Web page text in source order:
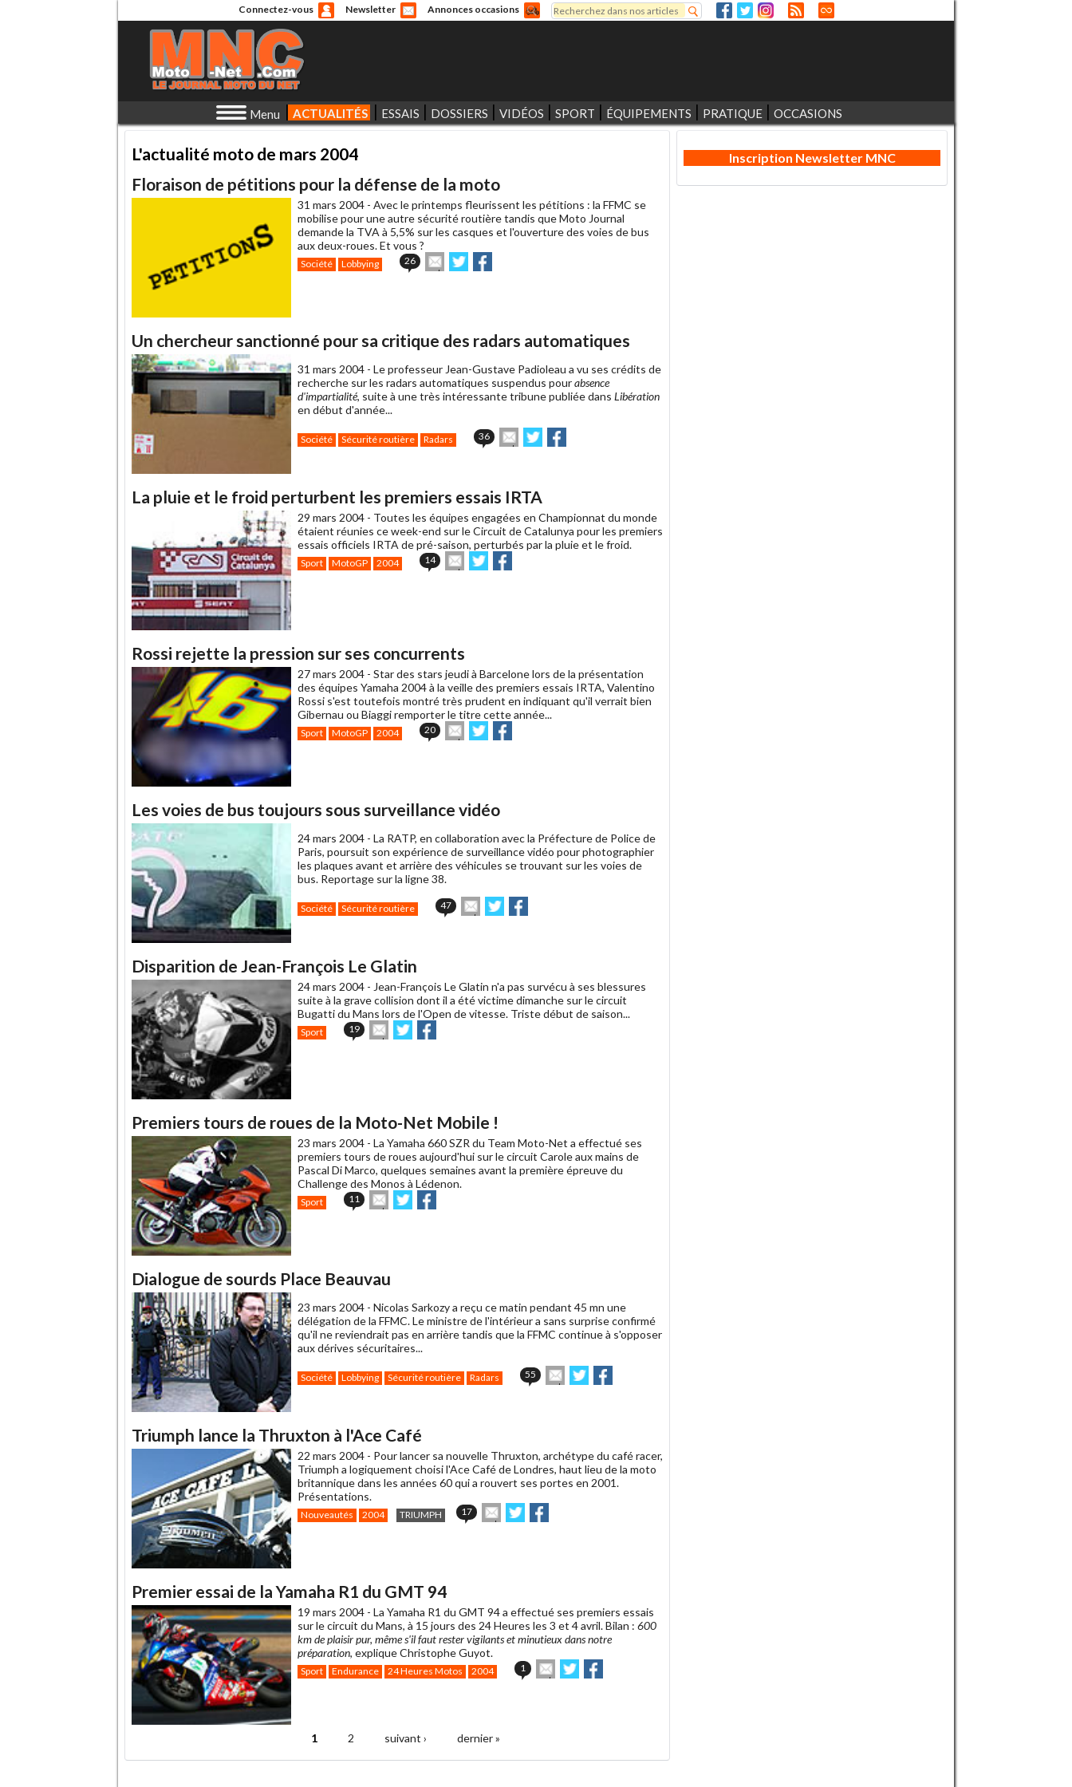
Connectez-vous Newsletter Annonces occasions
Formulaire de recherche
Rechercher
Menu ACTUALITÉS ESSAIS DOSSIERS VIDÉOS SPORT ÉQUIPEMENTS PRATIQUE OCCASIONS
L'actualité moto de mars 2004
Floraison de pétitions pour la défense de la moto
31 mars 2004 - Avec le printemps fleurissent les pétitions : la FFMC se
mobilise pour une autre sécurité routière tandis que Moto Journal
demande la TVA à 5,5% sur les casques et l'ouverture des voies de bus
aux deux-roues. Et vous ?
Société Lobbying 26
Envoyer
cet
Partager
sur sur
Un chercheur sanctionné pour sa critique des radars automatiques
31 mars 2004 - Le professeur Jean-Gustave Padioleau a vu ses crédits de
recherche sur les radars automatiques suspendus pourabsence
d'impartialité, suite à une très intéressante tribune publiée dans Libération
en début d'année...
Société Sécurité routière Radars 36
Envoyer
cet
un
ami
Partager
sur sur
La pluie et le froid perturbent les premiers essais IRTA
29 mars 2004 - Toutes les équipes engagées en Championnat du monde
étaient réunies ce week-end sur le Circuit de Catalunya pour les premiers
essais officiels IRTA de pré-saison, perturbés par la pluie et le froid.
Sport MotoGP 2004 14
Envoyer
cet
Partager
sur sur
Rossi rejette la pression sur ses concurrents
27 mars 2004 - Star des stars jeudi à Barcelone lors de la présentation
des équipes Yamaha 2004 à la veille des premiers essais IRTA, Valentino
Rossi s'est toutefois montré très prudent en indiquant qu'il verrait bien
Gibernau ou Biaggi remporter le titre cette année...
Sport MotoGP 2004 20
Envoyer
cet
Partager
sur sur
Les voies de bus toujours sous surveillance vidéo
24 mars 2004 - La RATP, en collaboration avec la Préfecture de Police de
Paris, poursuit son expérience de surveillance vidéo pour photographier
les plaques avant et arrière des véhicules se trouvant sur les voies de
bus. Reportage sur la ligne 38.
Société Sécurité routière 47
Envoyer
cet
Partager
sur sur
Disparition de Jean-François Le Glatin
24 mars 2004 - Jean-François Le Glatin n'a pas survécu à ses blessures
suite à la grave collision dont il a été victime dimanche sur le circuit
Bugatti du Mans lors de l'Open de vitesse. Triste début de saison...
Sport 19
Envoyer
cet
Partager
sur sur
Premiers tours de roues de la Moto-Net Mobile !
23 mars 2004 - La Yamaha 660 SZR du Team Moto-Net a effectué ses
premiers tours de roues aujourd'hui sur le circuit Carole aux mains de
Pascal Di Marco, quelques semaines avant la première épreuve du
Challenge des Monos à Lédenon.
Sport 11
Envoyer
cet
Partager
sur sur
Dialogue de sourds Place Beauvau
23 mars 2004 - Nicolas Sarkozy a reçu ce matin pendant 45 mn une
délégation de la FFMC. Le ministre de l'intérieur a sans surprise confirmé
qu'il ne reviendrait pas en arrière tandis que la FFMC continue à s'opposer
aux dérives sécuritaires...
Société Lobbying Sécurité routière Radars 55
Envoyer
cet
Partager
sur sur
Triumph lance la Thruxton à l'Ace Café
22 mars 2004 - Pour lancer sa nouvelle Thruxton, archétype du café racer,
Triumph a logiquement choisi l'Ace Café de Londres, haut lieu de la moto
britannique dans les années 60 qui a rouvert ses portes en 2001.
Présentations.
Nouveautés 2004 TRIUMPH 17
Envoyer
cet
Partager
sur sur
Premier essai de la Yamaha R1 du GMT 94
19 mars 2004 - La Yamaha R1 du GMT 94 a effectué ses premiers essais
sur le circuit du Mans, à 15 jours des 24 Heures les 3 et 4 avril. Bilan : 600
km de plaisir pur, même s'il faut rester vigilants et minutieux dans notre
préparation, explique Christophe Guyot.
Sport Endurance 24 Heures Motos 2004 1
Envoyer
cet
Partager
sur sur
1 2 suivant › dernier »
Inscription Newsletter MNC